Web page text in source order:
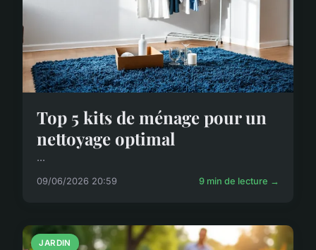
Top 5 kits de ménage pour un
nettoyage optimal
...
09/06/2026 20:59 9 min de lecture →
JARDIN